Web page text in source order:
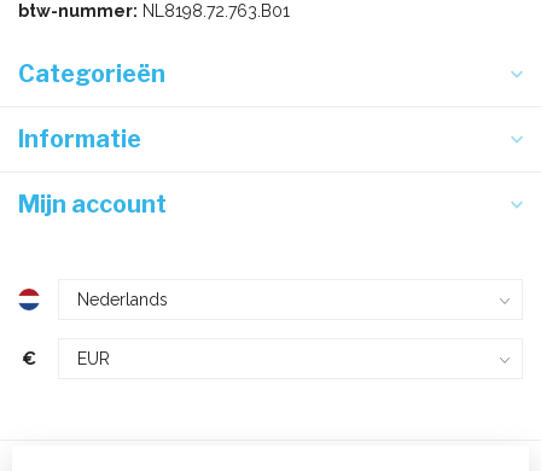
btw-nummer: NL8198.72.763.B01
Categorieën
Informatie
Mijn account
€